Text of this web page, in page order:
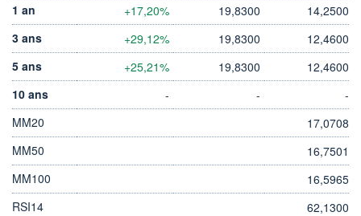
1 an
+17,20% 19,8300
14,2500
3 ans
+29,12% 19,8300
12,4600
5 ans
+25,21% 19,8300
12,4600
10 ans
- -
-
MM20
17,0708
MM50
16,7501
MM100
16,5965
RSI14
62,1300